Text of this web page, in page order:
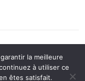
la meilleure
à utiliser ce
êtes satisfait.